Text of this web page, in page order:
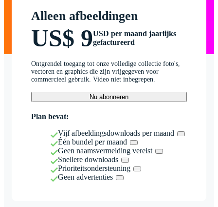
Alleen afbeeldingen
US$ 9USD per maand jaarlijks
gefactureerd
Ontgrendel toegang tot onze volledige collectie foto's,
vectoren en graphics die zijn vrijgegeven voor
commercieel gebruik. Video niet inbegrepen.
Nu abonneren
Plan bevat:
Vijf afbeeldingsdownloads per maand
Één bundel per maand
Geen naamsvermelding vereist
Snellere downloads
Prioriteitsondersteuning
Geen advertenties